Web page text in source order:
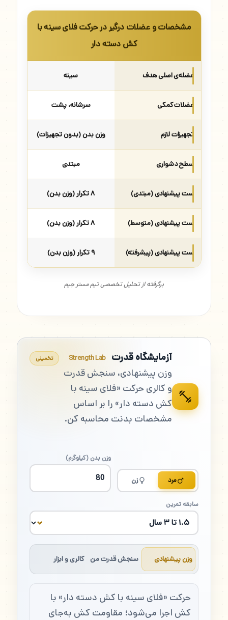
مشخصات و عضلات درگیر در حرکت فلای سینه با
کش دسته دار
عضله‌ی اصلی هدف سینه
عضلات کمکی سرشانه، پشت
تجهیزات لازم وزن بدن (بدون تجهیزات)
سطح دشواری مبتدی
ست پیشنهادی (مبتدی) ۸ تکرار (وزن بدن)
ست پیشنهادی (متوسط) ۸ تکرار (وزن بدن)
ست پیشنهادی (پیشرفته) ۹ تکرار (وزن بدن)
برگرفته از تحلیل تخصصی تیم مستر جیم
آزمایشگاه قدرت Strength Lab
وزن پیشنهادی، سنجش قدرت
و کالری حرکت «فلای سینه با
کش دسته دار» را بر اساس
مشخصات بدنت محاسبه کن.
تخمینی
مرد زن
وزن بدن (کیلوگرم)
سابقه تمرین
وزن پیشنهادی سنجش قدرت من کالری و ابزار
حرکت «فلای سینه با کش دسته دار» با
کش اجرا می‌شود؛ مقاومت کش به‌جای